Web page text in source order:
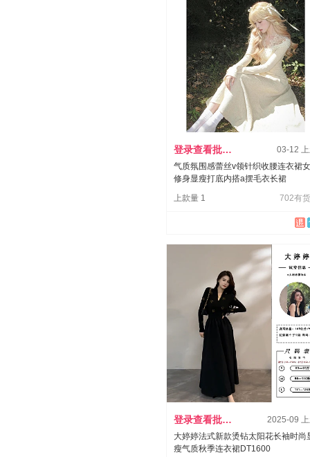
登录查看批发价
03-12
气质氛围感蕾丝v领针织收腰连衣裙女
修身显瘦打底内搭a摆毛衣长裙
上款量 1
702有
登录查看批发价
2025-09
大婷婷法式新款烫钻太阳花长袖时尚
瘦气质秋季连衣裙DT1600